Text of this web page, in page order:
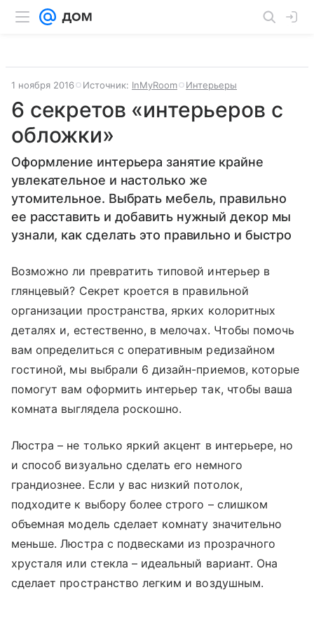
1 ноября 2016 Источник: InMyRoom Интерьеры
6 секретов «интерьеров с
обложки»
Оформление интерьера занятие крайне
увлекательное и настолько же
утомительное. Выбрать мебель, правильно
ее расставить и добавить нужный декор мы
узнали, как сделать это правильно и быстро
Возможно ли превратить типовой интерьер в
глянцевый? Секрет кроется в правильной
организации пространства, ярких колоритных
деталях и, естественно, в мелочах. Чтобы помочь
вам определиться с оперативным редизайном
гостиной, мы выбрали 6 дизайн-приемов, которые
помогут вам оформить интерьер так, чтобы ваша
комната выглядела роскошно.
Люстра – не только яркий акцент в интерьере, но
и способ визуально сделать его немного
грандиознее. Если у вас низкий потолок,
подходите к выбору более строго – слишком
объемная модель сделает комнату значительно
меньше. Люстра с подвесками из прозрачного
хрусталя или стекла – идеальный вариант. Она
сделает пространство легким и воздушным.